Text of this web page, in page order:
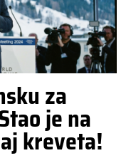
za
je na
kreveta!